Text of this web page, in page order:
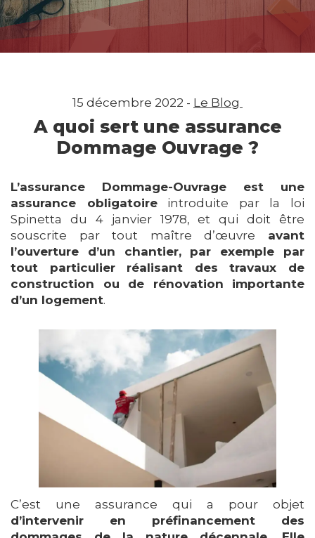
15 décembre 2022 - Le Blog
A quoi sert une assurance
Dommage Ouvrage ?
L’assurance Dommage-Ouvrage est une
assurance obligatoireintroduite par la loi
Spinetta du 4 janvier 1978, et qui doit être
souscrite par tout maître d’œuvre avant
l’ouverture d’un chantier, par exemple par
tout particulier réalisant des travaux de
construction ou de rénovation importante
d’un logement.
C’est une assurance qui a pour objet
d’intervenir en préfinancement des